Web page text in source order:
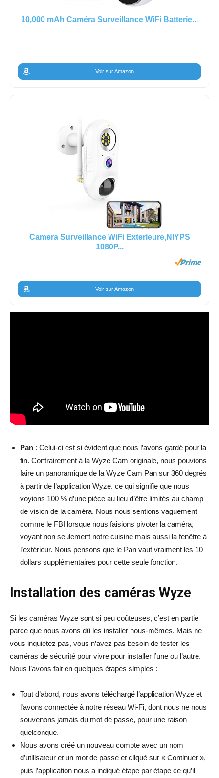
10,000 mAh Caméra Surveillance WiFi Batterie...
Voir sur Amazon
Camera Surveillance WiFi Exterieure,NIYPS
1080P...
Voir sur Amazon
Pan : Celui-ci est si évident que nous l’avons gardé pour la
fin. Contrairement à la Wyze Cam originale, nous pouvions
faire un panoramique de la Wyze Cam Pan sur 360 degrés
à partir de l’application Wyze, ce qui signifie que nous
voyions 100 % d’une pièce au lieu d’être limités au champ
de vision de la caméra. Nous nous sentions vaguement
comme le FBI lorsque nous faisions pivoter la caméra,
voyant non seulement notre cuisine mais aussi la fenêtre à
l’extérieur. Nous pensons que le Pan vaut vraiment les 10
dollars supplémentaires pour cette seule fonction.
Installation des caméras Wyze
Si les caméras Wyze sont si peu coûteuses, c’est en partie
parce que nous avons dû les installer nous-mêmes. Mais ne
vous inquiétez pas, vous n’avez pas besoin de tester les
caméras de sécurité pour vivre pour installer l’une ou l’autre.
Nous l’avons fait en quelques étapes simples :
Tout d’abord, nous avons téléchargé l’application Wyze et
l’avons connectée à notre réseau Wi-Fi, dont nous ne nous
souvenons jamais du mot de passe, pour une raison
quelconque.
Nous avons créé un nouveau compte avec un nom
d’utilisateur et un mot de passe et cliqué sur « Continuer »,
puis l’application nous a indiqué étape par étape ce qu’il